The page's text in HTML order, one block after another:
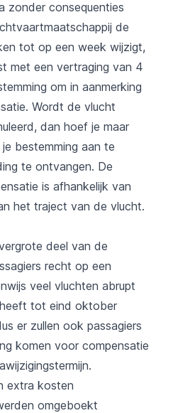
zonder consequenties
de
tot op een week wijzigt,
met een vertraging van 4
om in aanmerking
Wordt de vlucht
dan hoef je maar
bestemming aan te
te ontvangen. De
is afhankelijk van
het traject van de vlucht.
deel van de
recht op een
veel vluchten abrupt
tot eind oktober
er zullen ook passagiers
komen voor compensatie
extra kosten
omgeboekt